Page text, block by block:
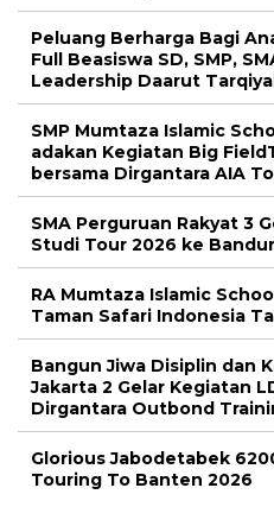
Peluang Berharga Bagi
Full Beasiswa SD, SMP,
Leadership Daarut
SMP Mumtaza Islamic
adakan Kegiatan Big
bersama Dirgantara AIA
SMA Perguruan Rakyat 3
Studi Tour 2026 ke
RA Mumtaza Islamic
Taman Safari Indonesia
Bangun Jiwa Disiplin dan
Jakarta 2 Gelar Kegiatan
Dirgantara Outbond
Glorious Jabodetabek
Touring To Banten 2026